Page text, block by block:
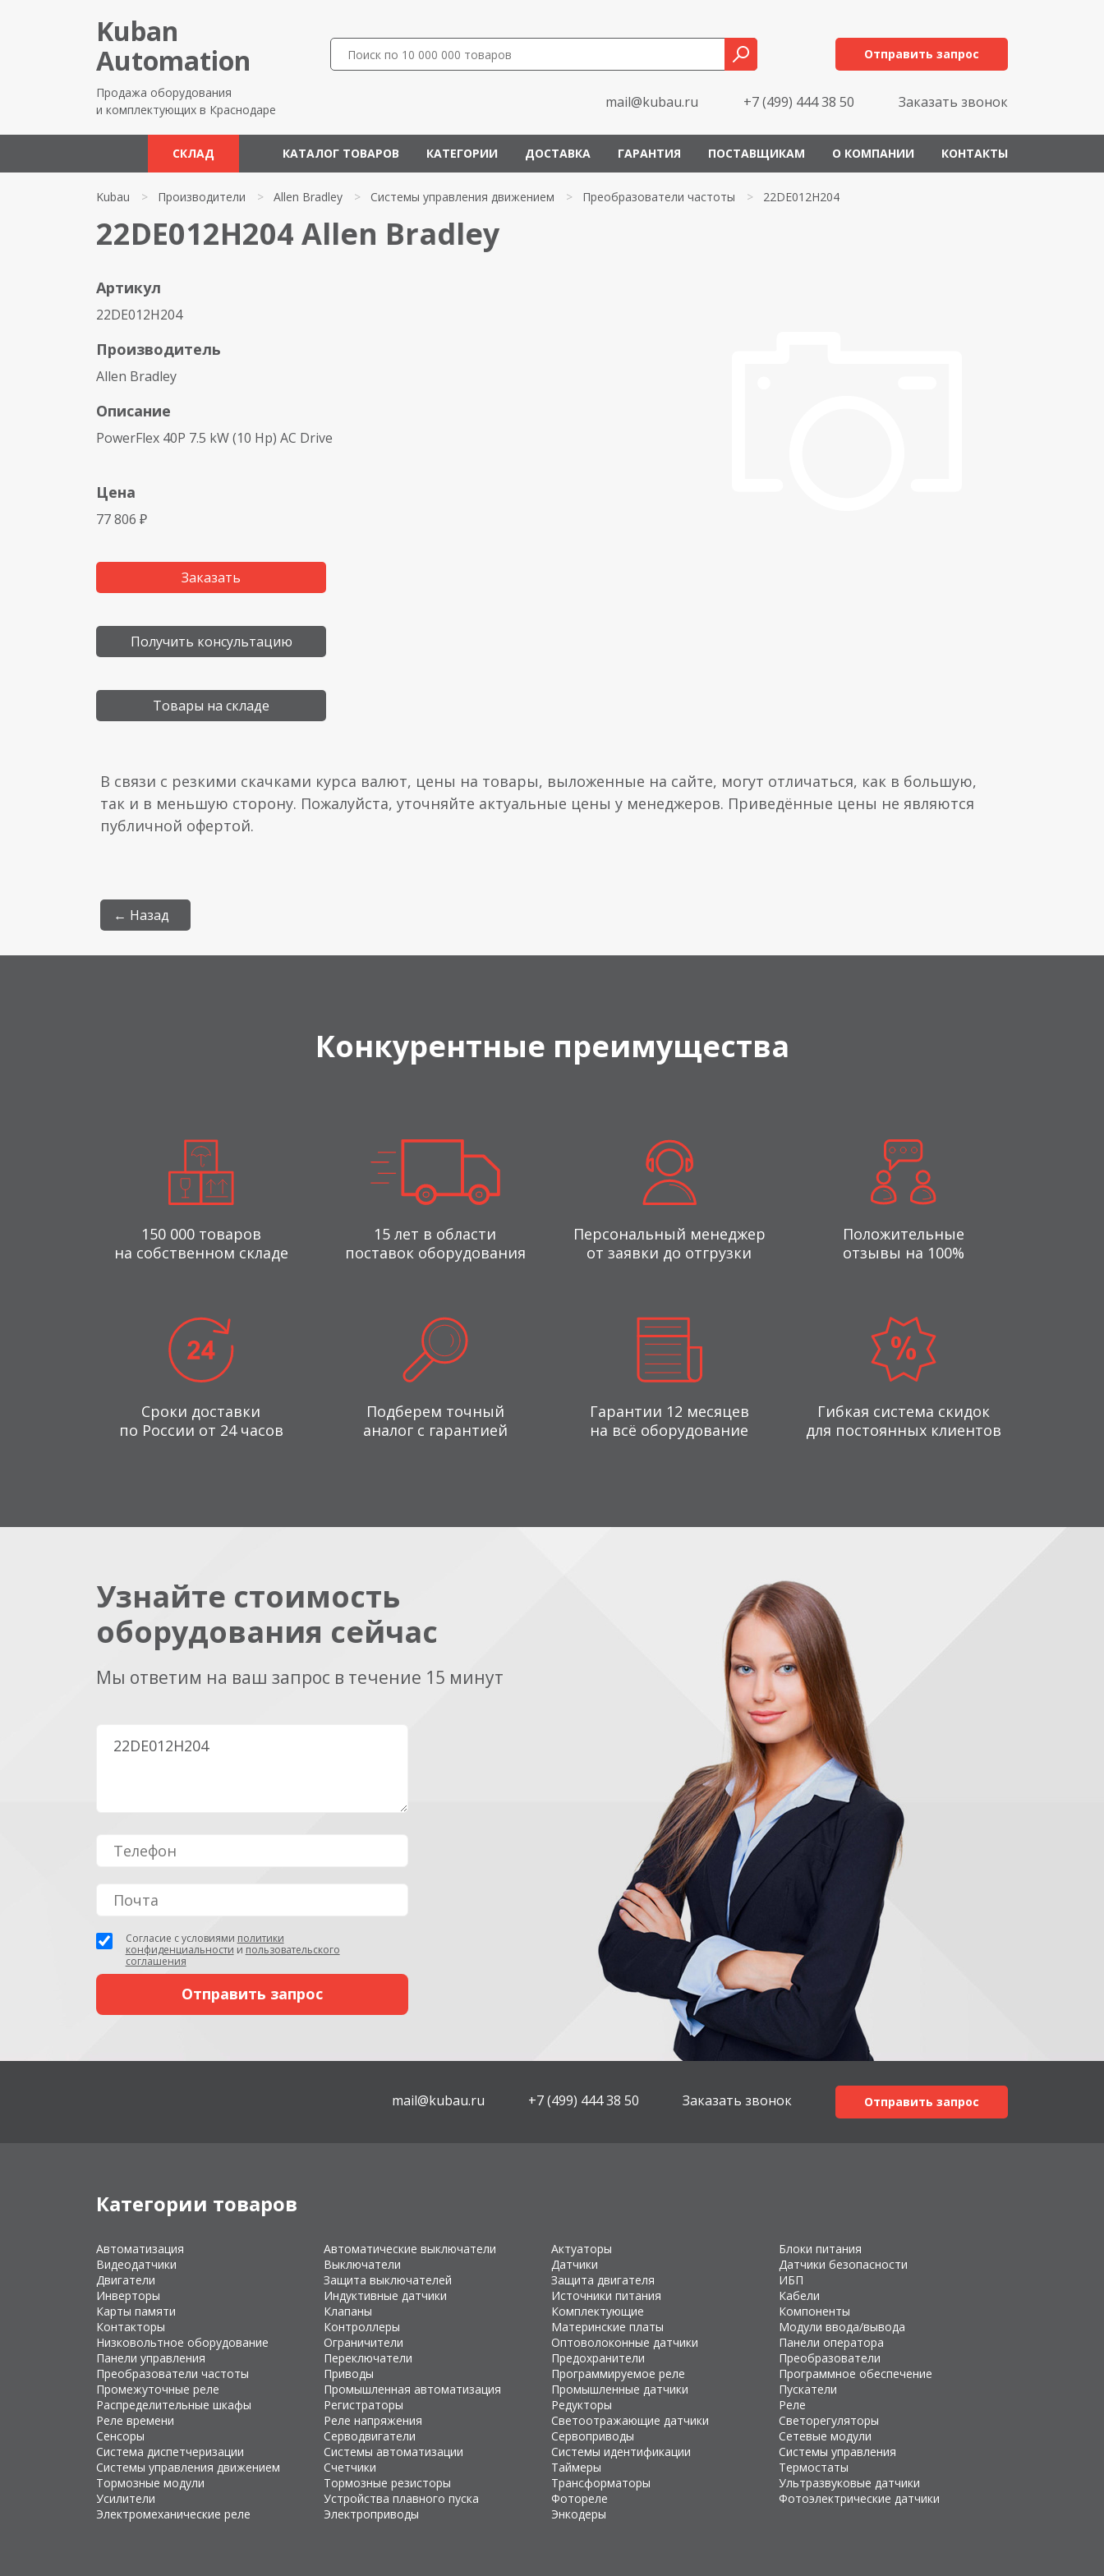
Kuban
Automation
Продажа оборудования
и комплектующих в Краснодаре
Отправить запрос
mail@kubau.ru +7 (499) 444 38 50 Заказать звонок
СКЛАД КАТАЛОГ ТОВАРОВ КАТЕГОРИИ ДОСТАВКА ГАРАНТИЯ ПОСТАВЩИКАМ О КОМПАНИИ КОНТАКТЫ
Kubau > Производители > Allen Bradley > Системы управления движением > Преобразователи частоты > 22DE012H204
22DE012H204 Allen Bradley
Артикул
22DE012H204
Производитель
Allen Bradley
Описание
PowerFlex 40P 7.5 kW (10 Hp) AC Drive
Цена
77 806 ₽
Заказать
Получить консультацию
Товары на складе
В связи с резкими скачками курса валют, цены на товары, выложенные на сайте, могут отличаться, как в большую,
так и в меньшую сторону. Пожалуйста, уточняйте актуальные цены у менеджеров. Приведённые цены не являются
публичной офертой.
← Назад
Конкурентные преимущества
150 000 товаров
на собственном складе
15 лет в области
поставок оборудования
Персональный менеджер
от заявки до отгрузки
Положительные
отзывы на 100%
Сроки доставки
по России от 24 часов
Подберем точный
аналог с гарантией
Гарантии 12 месяцев
на всё оборудование
Гибкая система скидок
для постоянных клиентов
Узнайте стоимость
оборудования сейчас
Мы ответим на ваш запрос в течение 15 минут
Согласие с условиями политики
конфиденциальности и пользовательского
соглашения
mail@kubau.ru +7 (499) 444 38 50 Заказать звонок Отправить запрос
Категории товаров
Автоматизация Автоматические выключатели Актуаторы
Блоки питания
Видеодатчики
Выключатели Датчики
Датчики безопасности
Двигатели
Защита выключателей Защита двигателя
ИБП
Инверторы
Индуктивные датчики Источники питания
Кабели
Карты памяти
Клапаны Комплектующие
Компоненты
Контакторы
Контроллеры Материнские платы
Модули ввода/вывода
Низковольтное оборудование
Ограничители Оптоволоконные датчики
Панели оператора
Панели управления
Переключатели Предохранители
Преобразователи
Преобразователи частоты
Приводы Программируемое реле
Программное обеспечение
Промежуточные реле
Промышленная автоматизация Промышленные датчики
Пускатели
Распределительные шкафы
Регистраторы Редукторы
Реле
Реле времени
Реле напряжения Светоотражающие датчики
Светорегуляторы
Сенсоры
Серводвигатели Сервоприводы
Сетевые модули
Система диспетчеризации
Системы автоматизации Системы идентификации
Системы управления
Системы управления движением
Счетчики Таймеры
Термостаты
Тормозные модули
Тормозные резисторы Трансформаторы
Ультразвуковые датчики
Усилители
Устройства плавного пуска Фотореле
Фотоэлектрические датчики
Электромеханические реле
Электроприводы Энкодеры